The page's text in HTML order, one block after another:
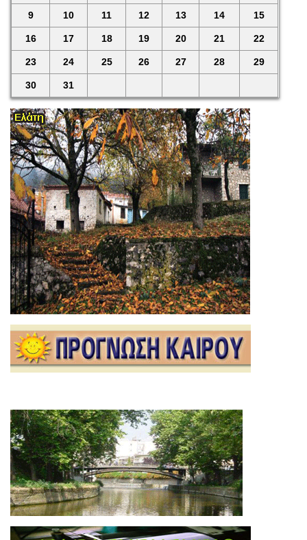
9 10 11 12 13 14 15
16 17 18 19 20 21 22
23 24 25 26 27 28 29
30 31